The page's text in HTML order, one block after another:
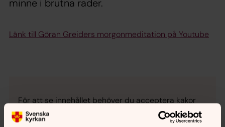
minne i brutna rader.
Länk till Göran Greiders morgonmeditation på Youtube
För att se innehållet behöver du acceptera kakor
för marknadsföring.